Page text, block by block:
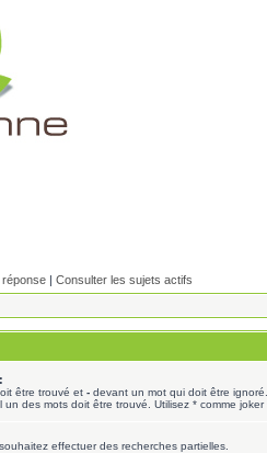
| Consulter les sujets actifs
être trouvé et - devant un mot qui doit être
un des mots doit être trouvé. Utilisez * comme
effectuer des recherches partielles.